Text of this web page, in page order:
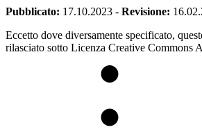
Pubblicato: 17.10.2023 - Revisione:
Eccetto dove diversamente specificato,
rilasciato sotto Licenza Creative Commons